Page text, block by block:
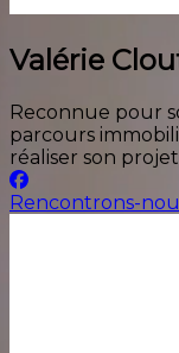
Valérie
Reconnue pour
parcours
réaliser son
Rencontrons-